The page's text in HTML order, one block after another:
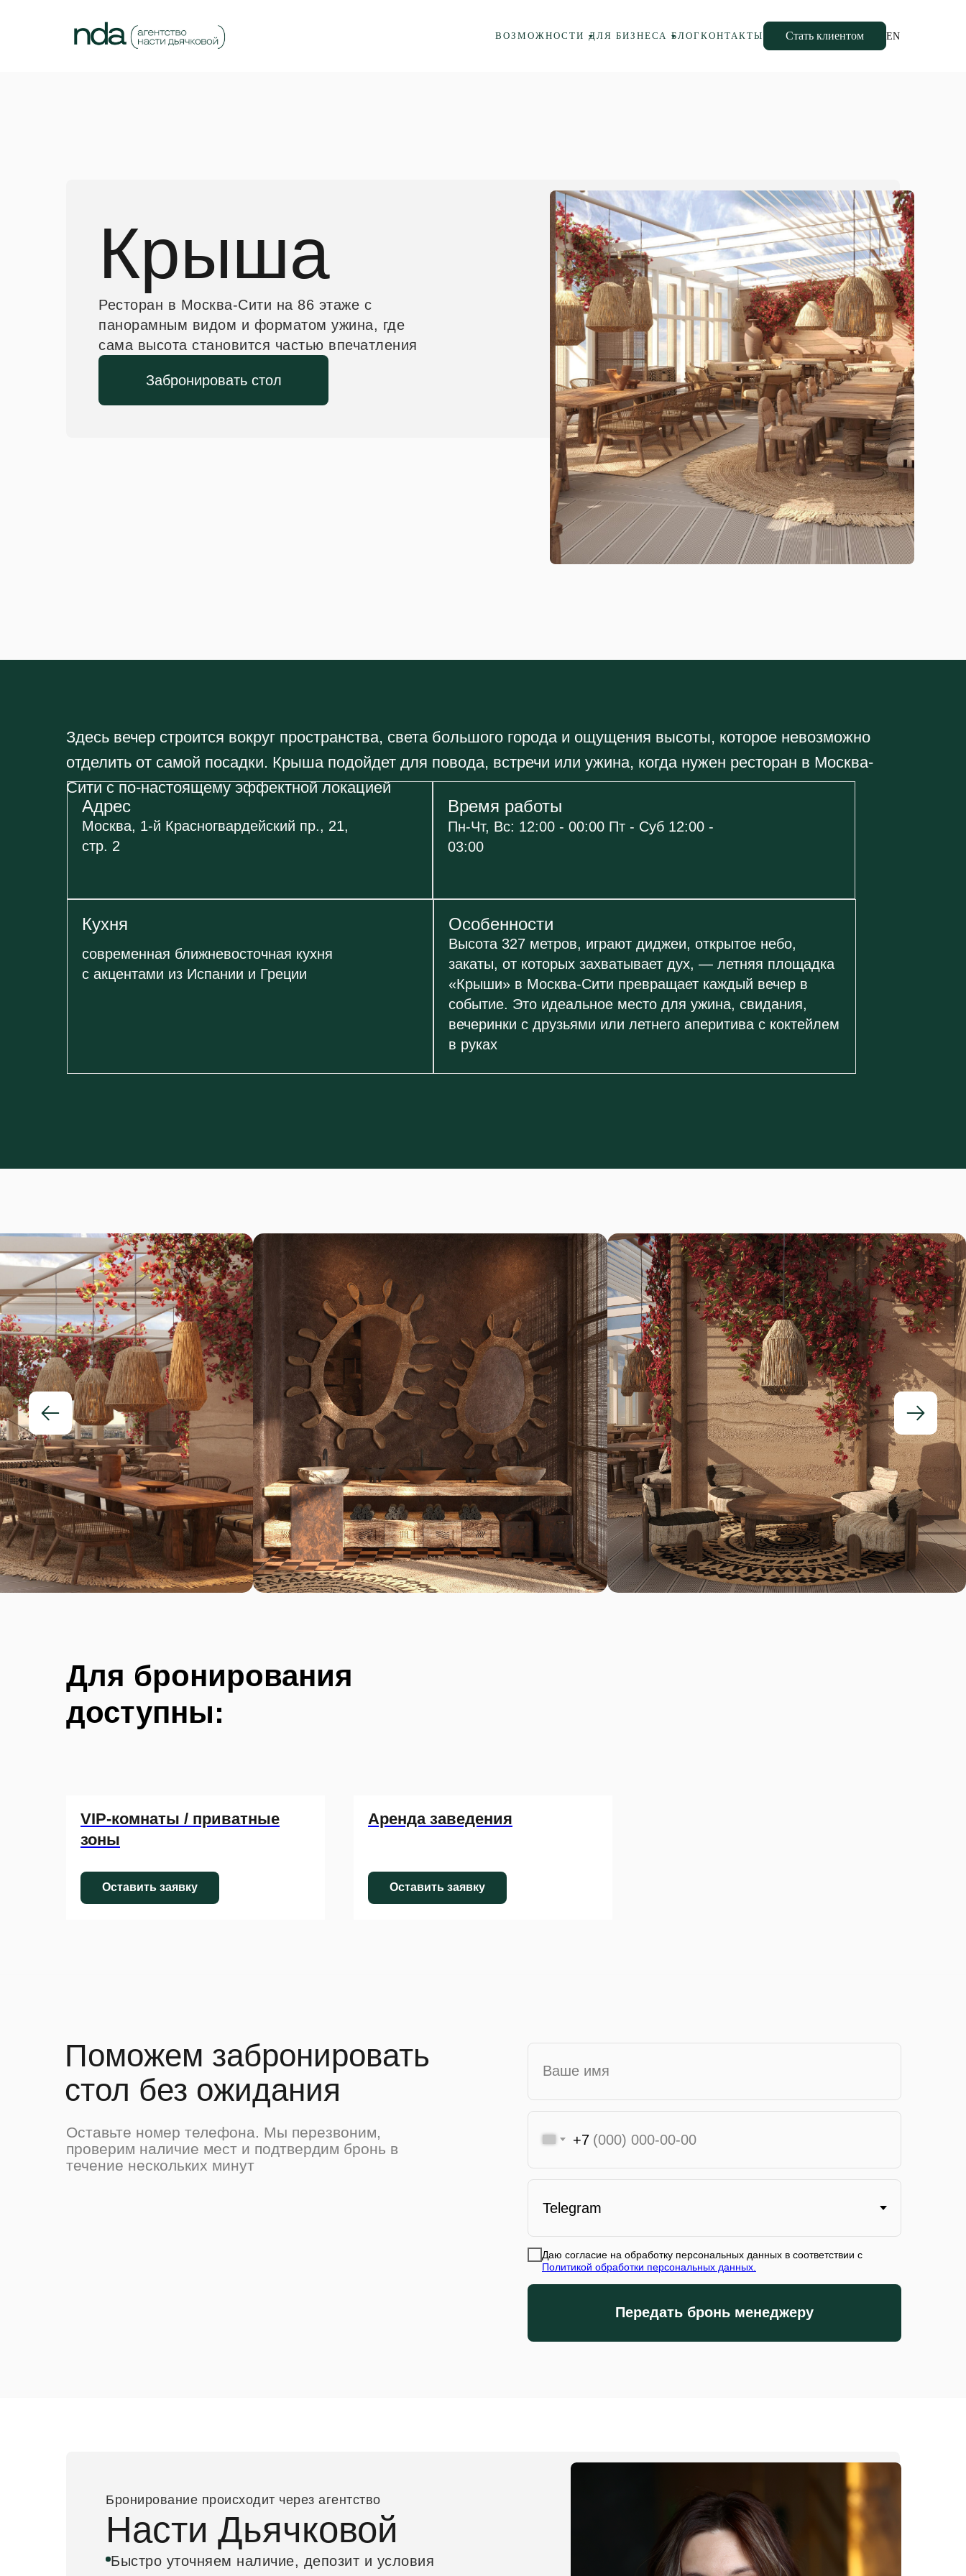
ВОЗМОЖНОСТИ ДЛЯ БИЗНЕСА БЛОГ КОНТАКТЫ Стать клиентом EN
Крыша
Ресторан в Москва-Сити на 86 этаже с
панорамным видом и форматом ужина, где
сама высота становится частью впечатления
Забронировать стол
Здесь вечер строится вокруг пространства, света большого города и ощущения высоты, которое невозможно
отделить от самой посадки. Крыша подойдет для повода, встречи или ужина, когда нужен ресторан в Москва-
Сити с по-настоящему эффектной локацией
Адрес
Москва, 1-й Красногвардейский пр., 21,
стр. 2
Время работы
Пн-Чт, Вс: 12:00 - 00:00 Пт - Суб 12:00 -
03:00
Кухня
современная ближневосточная кухня
с акцентами из Испании и Греции
Особенности
Высота 327 метров, играют диджеи, открытое небо,
закаты, от которых захватывает дух, — летняя площадка
«Крыши» в Москва-Сити превращает каждый вечер в
событие. Это идеальное место для ужина, свидания,
вечеринки с друзьями или летнего аперитива с коктейлем
в руках
Для бронирования
доступны:
VIP-комнаты / приватные
зоны
Оставить заявку
Аренда заведения
Оставить заявку
+7
Даю согласие на обработку персональных данных в соответствии с
Политикой обработки персональных данных.
Передать бронь менеджеру
Оставьте номер телефона. Мы перезвоним,
проверим наличие мест и подтвердим бронь в
течение нескольких минут
Поможем забронировать
стол без ожидания
Бронирование происходит через агентство
Насти Дьячковой
Быстро уточняем наличие, депозит и условия